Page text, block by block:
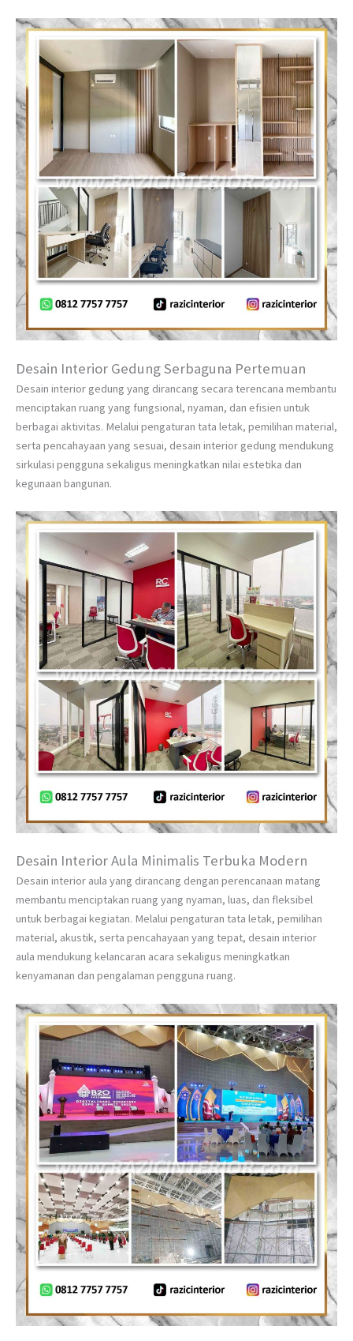
Desain Interior Gedung Serbaguna Pertemuan
Desain interior gedung yang dirancang secara terencana membantu
menciptakan ruang yang fungsional, nyaman, dan efisien untuk
berbagai aktivitas. Melalui pengaturan tata letak, pemilihan material,
serta pencahayaan yang sesuai, desain interior gedung mendukung
sirkulasi pengguna sekaligus meningkatkan nilai estetika dan
kegunaan bangunan.
Desain Interior Aula Minimalis Terbuka Modern
Desain interior aula yang dirancang dengan perencanaan matang
membantu menciptakan ruang yang nyaman, luas, dan fleksibel
untuk berbagai kegiatan. Melalui pengaturan tata letak, pemilihan
material, akustik, serta pencahayaan yang tepat, desain interior
aula mendukung kelancaran acara sekaligus meningkatkan
kenyamanan dan pengalaman pengguna ruang.